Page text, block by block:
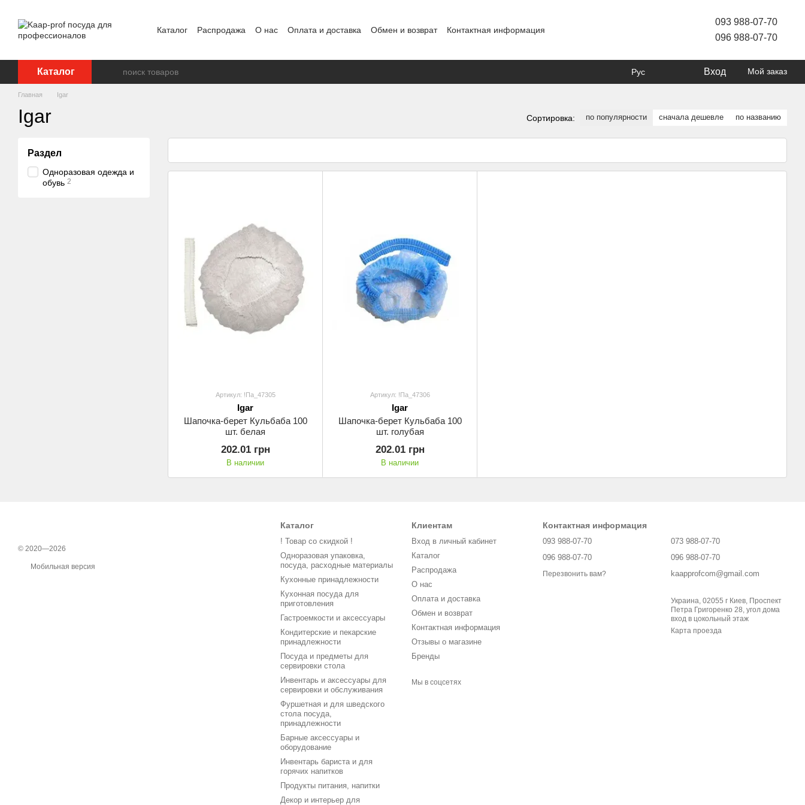
Каталог Распродажа О нас Оплата и доставка Обмен и возврат
Контактная информация
093 988-07-70
096 988-07-70
Каталог Рус Вход Мой заказ
Главная Igar
Igar Сортировка: по популярности сначала дешевле по названию
Артикул: !Па_47305
Igar
Шапочка-берет Кульбаба 100
шт. белая
202.01 грн
В наличии
Артикул: !Па_47306
Igar
Шапочка-берет Кульбаба 100
шт. голубая
202.01 грн
В наличии
Раздел
Одноразовая одежда и
обувь 2
© 2020—2026
Мобильная версия
Каталог
! Товар со скидкой !
Одноразовая упаковка,
посуда, расходные материалы
Кухонные принадлежности
Кухонная посуда для
приготовления
Гастроемкости и аксессуары
Кондитерские и пекарские
принадлежности
Посуда и предметы для
сервировки стола
Инвентарь и аксессуары для
сервировки и обслуживания
Фуршетная и для шведского
стола посуда,
принадлежности
Барные аксессуары и
оборудование
Инвентарь бариста и для
горячих напитков
Продукты питания, напитки
Декор и интерьер для
Клиентам
Вход в личный кабинет
Каталог
Распродажа
О нас
Оплата и доставка
Обмен и возврат
Контактная информация
Отзывы о магазине
Бренды
Мы в соцсетях
Контактная информация
093 988-07-70
096 988-07-70
Перезвонить вам?
073 988-07-70
096 988-07-70
kaapprofcom@gmail.com
Украина, 02055 г Киев, Проспект
Петра Григоренко 28, угол дома
вход в цокольный этаж
Карта проезда